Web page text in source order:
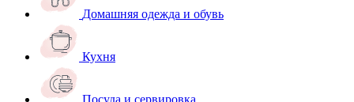
Домашняя одежда и обувь
Кухня
Посуда и сервировка